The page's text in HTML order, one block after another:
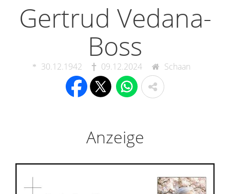
Gertrud Vedana-
Boss
30.12.1942 09.12.2024 Schaan
Anzeige